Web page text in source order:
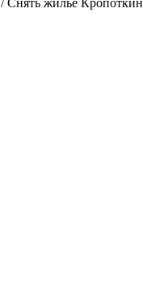
/ Снять жилье Кропоткин